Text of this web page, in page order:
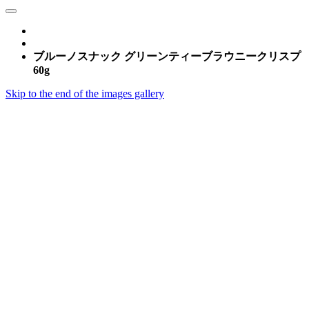
ブルーノスナック グリーンティーブラウニークリスプ
60g
Skip to the end of the images gallery